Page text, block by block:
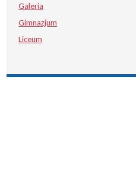
Galeria
Gimnazjum
Liceum